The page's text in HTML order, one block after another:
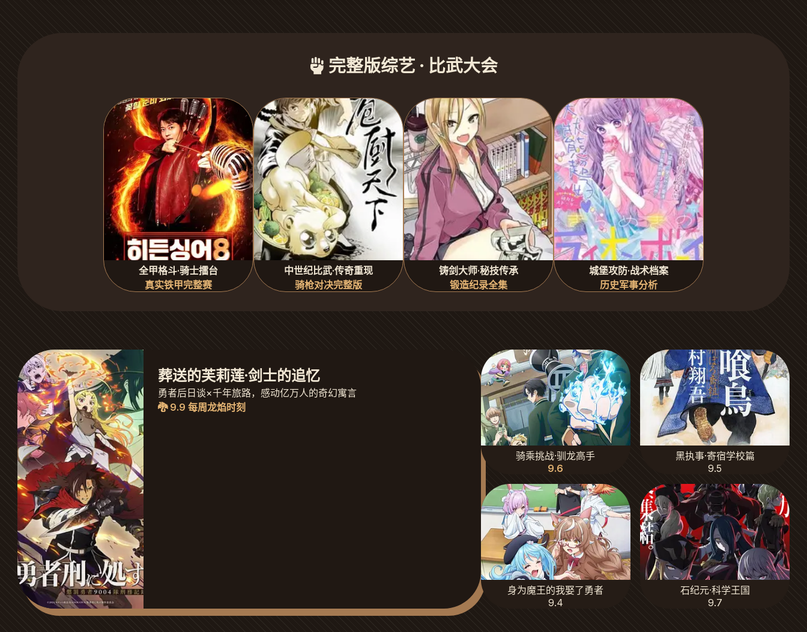
完整版综艺 · 比武大会
全甲格斗·骑士擂台
真实铁甲完整赛
中世纪比武·传奇重现
骑枪对决完整版
铸剑大师·秘技传承
锻造纪录全集
城堡攻防·战术档案
历史军事分析
葬送的芙莉莲·剑士的追忆
勇者后日谈×千年旅路，感动亿万人的奇幻寓言
🐉 9.9 每周龙焰时刻
骑乘挑战·驯龙高手
9.6
黑执事·寄宿学校篇
9.5
身为魔王的我娶了勇者
9.4
石纪元·科学王国
9.7